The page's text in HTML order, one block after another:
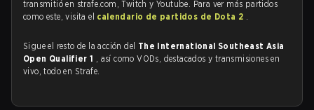
transmitió en strafe.com, Twitch y Youtube. Para ver más partidos
como este, visita el calendario de partidos de Dota 2 .
Sigue el resto de la acción del The International Southeast Asia
Open Qualifier 1 , así como VODs, destacados y transmisiones en
vivo, todo en Strafe.